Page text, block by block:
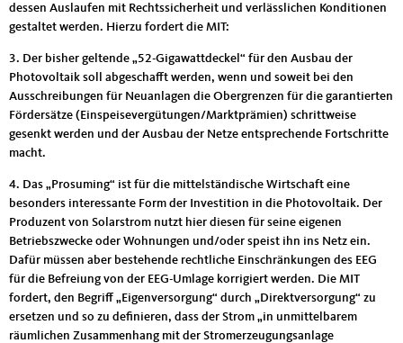
dessen Auslaufen mit Rechtssicherheit und verlässlichen Konditionen
gestaltet werden. Hierzu fordert die MIT:
3. Der bisher geltende „52-Gigawattdeckel“ für den Ausbau der
Photovoltaik soll abgeschafft werden, wenn und soweit bei den
Ausschreibungen für Neuanlagen die Obergrenzen für die garantierten
Fördersätze (Einspeisevergütungen/Marktprämien) schrittweise
gesenkt werden und der Ausbau der Netze entsprechende Fortschritte
macht.
4. Das „Prosuming“ ist für die mittelständische Wirtschaft eine
besonders interessante Form der Investition in die Photovoltaik. Der
Produzent von Solarstrom nutzt hier diesen für seine eigenen
Betriebszwecke oder Wohnungen und/oder speist ihn ins Netz ein.
Dafür müssen aber bestehende rechtliche Einschränkungen des EEG
für die Befreiung von der EEG-Umlage korrigiert werden. Die MIT
fordert, den Begriff „Eigenversorgung“ durch „Direktversorgung“ zu
ersetzen und so zu definieren, dass der Strom „in unmittelbarem
räumlichen Zusammenhang mit der Stromerzeugungsanlage